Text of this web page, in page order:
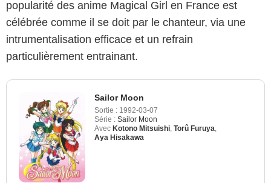
popularité des anime Magical Girl en France est
célébrée comme il se doit par le chanteur, via une
intrumentalisation efficace et un refrain
particulièrement entrainant.
Sailor Moon
Sortie : 1992-03-07
Série : Sailor Moon
Avec Kotono Mitsuishi Torû Furuya
Aya Hisakawa